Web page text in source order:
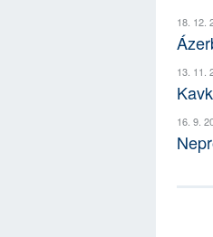
18. 12.
13. 11.
16. 9.